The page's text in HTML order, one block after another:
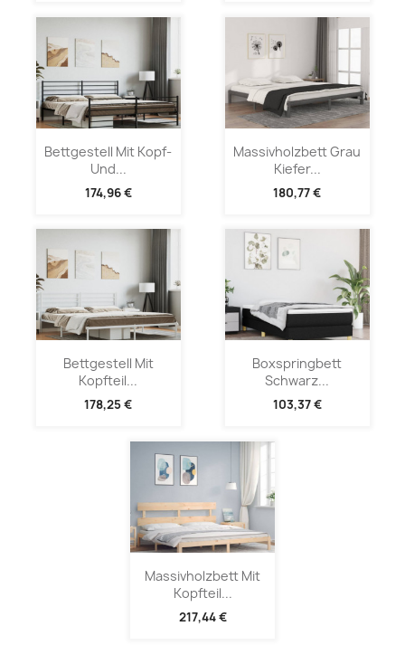
Bettgestell Mit Kopf-
Und...
174,96 €
Massivholzbett Grau
Kiefer...
180,77 €
Bettgestell Mit
Kopfteil...
178,25 €
Boxspringbett
Schwarz...
103,37 €
Massivholzbett Mit
Kopfteil...
217,44 €